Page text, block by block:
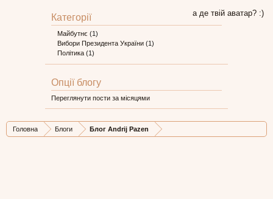
а де твій аватар? :)
Категорії
Майбутнє (1)
Вибори Президента України (1)
Політика (1)
Опції блогу
Переглянути пости за місяцями
Головна Блоги Блог Andrij Pazen